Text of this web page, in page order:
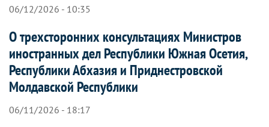
06/12/2026 - 10:35
О трехсторонних консультациях Министров
иностранных дел Республики Южная Осетия,
Республики Абхазия и Приднестровской
Молдавской Республики
06/11/2026 - 18:17